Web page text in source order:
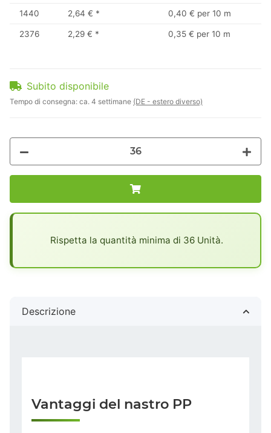
1440 2,64 € * 0,40 € per 10 m
2376 2,29 € * 0,35 € per 10 m
Subito disponibile
Tempo di consegna: ca. 4 settimane (DE - estero diverso)
Rispetta la quantità minima di 36 Unità.
Descrizione
Vantaggi del nastro PP